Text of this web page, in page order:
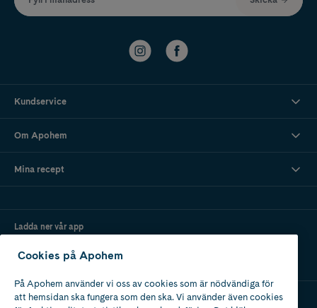
Kundservice
Om Apohem
Mina recept
Ladda ner vår app
Cookies på Apohem
På Apohem använder vi oss av cookies som är nödvändiga för
att hemsidan ska fungera som den ska. Vi använder även cookies